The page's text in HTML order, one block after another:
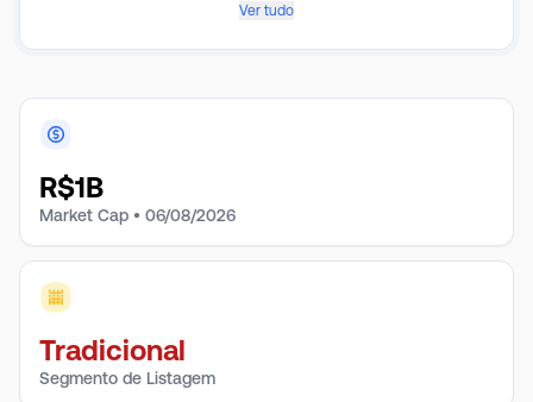
óptica de abrangência nacional que garante a
Geoestacionário de Defesa e Comunicações
Estratégicas (SGDC), que tem a dupla finalidade de
e implementar programas de inclusão digital. Através
do satélite, a Telebras viabiliza projetos como o
áreas remotas, consolidando seu papel como
instrumento de políticas públicas em vez de atuar no
Ver tudo
R$1B
Market Cap • 06/08/2026
Tradicional
Segmento de Listagem